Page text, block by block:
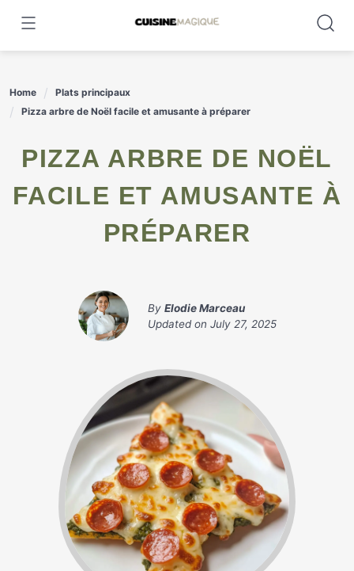
content
Home
Plats principaux
Pizza arbre de Noël facile et amusante à préparer
PIZZA ARBRE DE NOËL
FACILE ET AMUSANTE À
PRÉPARER
By Elodie Marceau
Updated on July 27, 2025